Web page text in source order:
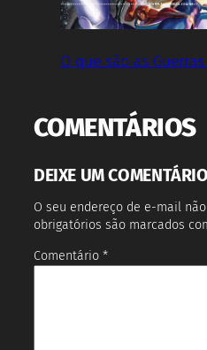
O que são as
COMENTÁRIOS
DEIXE UM COMENTÁRIO
O seu endereço de e-mail
obrigatórios são marcados
Comentário *